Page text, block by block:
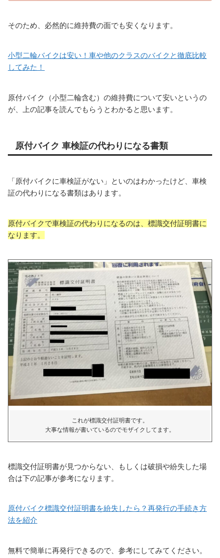
そのため、必然的に維持費の面でも安くなります。
小型二輪バイクは安い！車や他のクラスのバイクと徹底比較
してみた！
原付バイク（小型二輪含む）の維持費について安いというの
が、上の記事を読んでもらうとわかると思います。
原付バイク 車検証の代わりになる書類
「原付バイクに車検証がない」といのはわかったけど、車検
証の代わりになる書類はあります。
原付バイクで車検証の代わりになるのは、標識交付証明書に
なります。
これが標識交付証明書です。
大事な情報が書いているのでモザイクしてます。
標識交付証明書が見つからない、もしくは破損や紛失した場
合は下の記事が参考になります。
原付バイク標識交付証明書を紛失したら？再発行の手続き方
法を紹介
無料で簡単に再発行できるので、参考にしてみてください。